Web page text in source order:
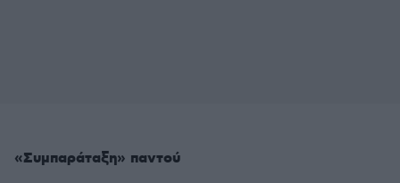
«Συμπαράταξη» παντού